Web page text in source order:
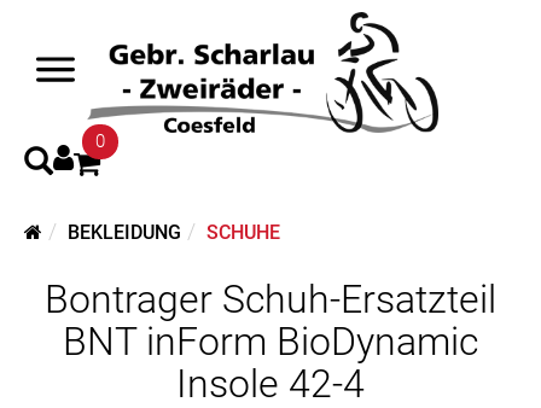
0
BEKLEIDUNG SCHUHE
Bontrager Schuh-Ersatzteil
BNT inForm BioDynamic
Insole 42-4